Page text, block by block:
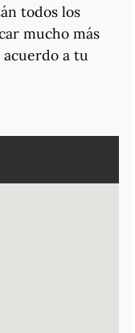
todos los
mucho más
a tu